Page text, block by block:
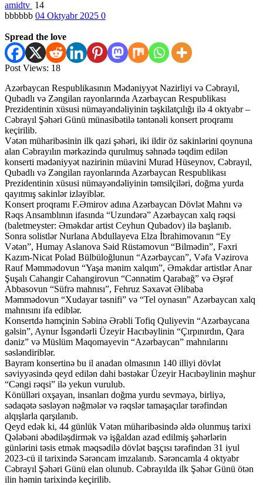
amidtv 14
bbbbbb 04 Oktyabr 2025 0
Spread the love
Post Views: 18
Azərbaycan Respublikasının Mədəniyyət Nazirliyi və Cəbrayıl,
Qubadlı və Zəngilan rayonlarında Azərbaycan Respublikası
Prezidentinin xüsusi nümayəndəliyinin təşkilatçılığı ilə 4 oktyabr –
Cəbrayıl Şəhəri Günü münasibətilə təntənəli konsert proqramı
keçirilib.
Vətən müharibəsinin ilk qazi şəhəri, iki ildir öz sakinlərini qoynuna
alan Cəbrayılın mərkəzində qurulmuş səhnədə təqdim edilən
konserti mədəniyyət nazirinin müavini Murad Hüseynov, Cəbrayıl,
Qubadlı və Zəngilan rayonlarında Azərbaycan Respublikası
Prezidentinin xüsusi nümayəndəliyinin təmsilçiləri, doğma yurda
qayıtmış sakinlər izləyiblər.
Konsert proqramı F.Əmirov adına Azərbaycan Dövlət Mahnı və
Rəqs Ansamblının ifasında “Uzundərə” Azərbaycan xalq rəqsi
(baletmeyster: Əməkdar artist Ceyhun Qubadov) ilə başlanıb.
Sonra solistlər Nurlana Abdullayeva Elza İbrahimovanın “Ey
Vətən”, Humay Aslanova Səid Rüstəmovun “Bilmədin”, Fəxri
Kazım-Nicat Polad Bülbüloğlunun “Azərbaycan”, Vəfa Vəzirova
Rauf Məmmədovun “Yaşa mənim xalqım”, Əməkdar artistlər Anar
Şuşalı Cahangir Cahangirovun “Cənnətim Qarabağ” və Əşrəf
Abbasovun “Süfrə mahnısı”, Fehruz Səxavət Əlibaba
Məmmədovun “Xudayar təsnifi” və “Tel oynasın” Azərbaycan xalq
mahnısını ifa ediblər.
Konsertdə həmçinin Səbinə Ərəbli Tofiq Quliyevin “Azərbaycana
gəlsin”, Aynur İsgəndərli Üzeyir Hacıbəylinin “Çırpınırdın, Qara
dəniz” və Müslüm Maqomayevin “Azərbaycan” mahnılarını
səsləndiriblər.
Bayram konsertinə bu il anadan olmasının 140 illiyi dövlət
səviyyəsində qeyd edilən dahi bəstəkar Üzeyir Hacıbəylinin məşhur
“Cəngi rəqsi” ilə yekun vurulub.
Könülləri oxşayan, insanları doğma yurdu sevməyə, birliyə,
sədaqətə səsləyən nəğmələr və rəqslər tamaşaçılar tərəfindən
alqışlarla qarşılanıb.
Qeyd edək ki, 44 günlük Vətən müharibəsində əldə olunmuş tarixi
Qələbəni əbədiləşdirmək və işğaldan azad edilmiş şəhərlərin
günlərini təsis etmək məqsədilə dövlət başçısı tərəfindən 31 iyul
2023-cü il tarixində Sərəncam imzalanıb. Sərəncamla 4 oktyabr
Cəbrayıl Şəhəri Günü elan olunub. Cəbrayılda ilk Şəhər Günü ötən
ilin həmin tarixində keçirilib.